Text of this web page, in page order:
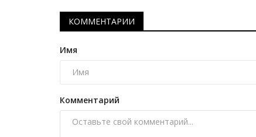
КОММЕНТАРИИ
Имя
Комментарий